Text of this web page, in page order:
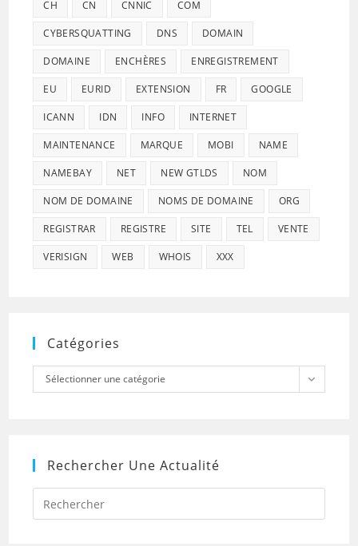
CH CN CNNIC COM
CYBERSQUATTING DNS DOMAIN
DOMAINE ENCHÈRES ENREGISTREMENT
EU EURID EXTENSION FR GOOGLE
ICANN IDN INFO INTERNET
MAINTENANCE MARQUE MOBI NAME
NAMEBAY NET NEW GTLDS NOM
NOM DE DOMAINE NOMS DE DOMAINE ORG
REGISTRAR REGISTRE SITE TEL VENTE
VERISIGN WEB WHOIS XXX
Catégories
Catégories
Sélectionner une catégorie
Rechercher Une Actualité
Press
to